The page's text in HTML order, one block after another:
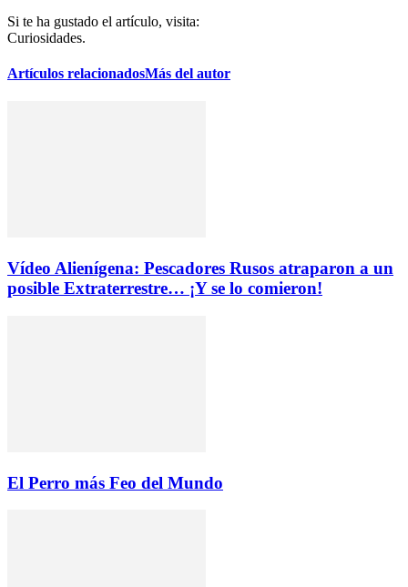
Si te ha gustado el artículo, visita:
Curiosidades.
Artículos relacionadosMás del autor
Vídeo Alienígena: Pescadores Rusos atraparon a un
posible Extraterrestre… ¡Y se lo comieron!
El Perro más Feo del Mundo